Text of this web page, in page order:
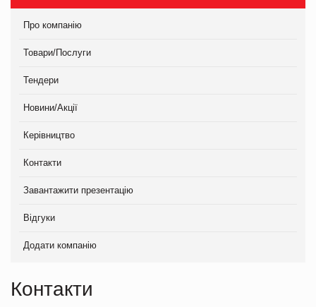
Про компанію
Товари/Послуги
Тендери
Новини/Акції
Керівництво
Контакти
Завантажити презентацію
Відгуки
Додати компанію
Контакти